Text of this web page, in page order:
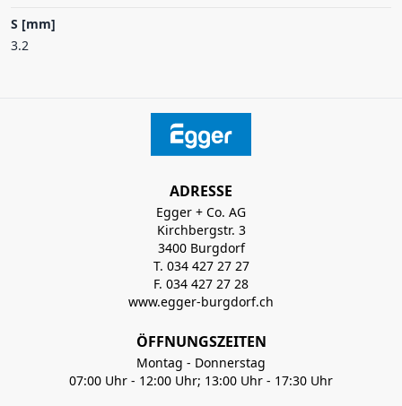
S [mm]
3.2
ADRESSE
Egger + Co. AG
Kirchbergstr. 3
3400 Burgdorf
T. 034 427 27 27
F. 034 427 27 28
www.egger-burgdorf.ch
ÖFFNUNGSZEITEN
Montag - Donnerstag
07:00 Uhr - 12:00 Uhr; 13:00 Uhr - 17:30 Uhr